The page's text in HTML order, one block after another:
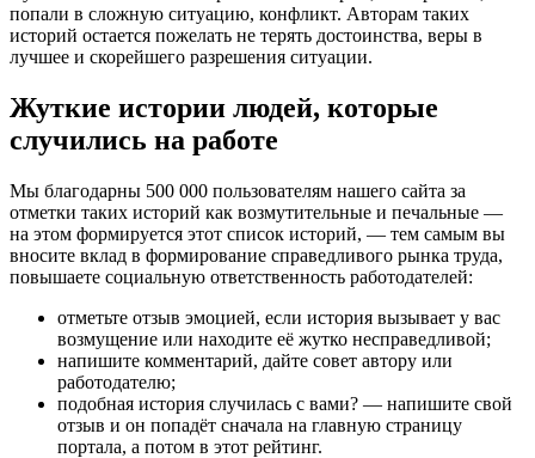
попали в сложную ситуацию, конфликт. Авторам таких
историй остается пожелать не терять достоинства, веры в
лучшее и скорейшего разрешения ситуации.
Жуткие истории людей, которые
случились на работе
Мы благодарны 500 000 пользователям нашего сайта за
отметки таких историй как возмутительные и печальные —
на этом формируется этот список историй, — тем самым вы
вносите вклад в формирование справедливого рынка труда,
повышаете социальную ответственность работодателей:
отметьте отзыв эмоцией, если история вызывает у вас
возмущение или находите её жутко несправедливой;
напишите комментарий, дайте совет автору или
работодателю;
подобная история случилась с вами? — напишите свой
отзыв и он попадёт сначала на главную страницу
портала, а потом в этот рейтинг.